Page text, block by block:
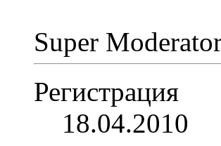
Super
Регистрация
18.04.2010